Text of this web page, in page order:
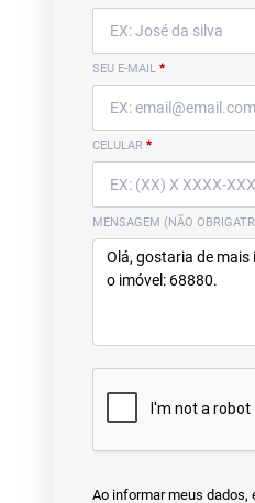
SEU E-MAIL *
CELULAR *
MENSAGEM (NÃO
Ao informar meus dados,